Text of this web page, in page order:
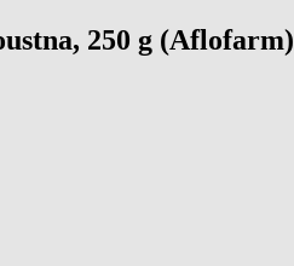
250 g (Aflofarm)